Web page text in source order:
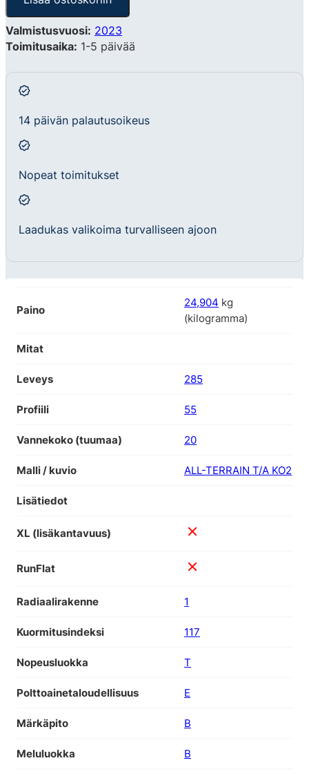
Valmistusvuosi: 2023
Toimitusaika: 1-5 päivää
14 päivän palautusoikeus
Nopeat toimitukset
Laadukas valikoima turvalliseen ajoon
Paino
24,904 kg
(kilogramma)
Mitat
Leveys 285
Profiili 55
Vannekoko (tuumaa) 20
Malli / kuvio ALL-TERRAIN T/A KO2
Lisätiedot
XL (lisäkantavuus)
RunFlat
Radiaalirakenne 1
Kuormitusindeksi 117
Nopeusluokka T
Polttoainetaloudellisuus E
Märkäpito B
Meluluokka B